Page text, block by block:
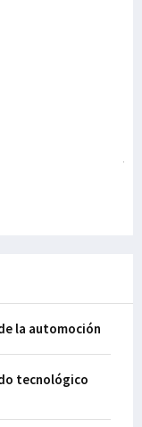
la automoción
tecnológico